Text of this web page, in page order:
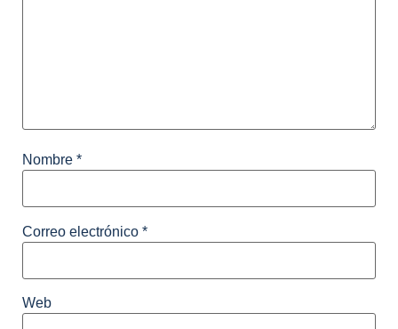
Nombre *
Correo electrónico *
Web